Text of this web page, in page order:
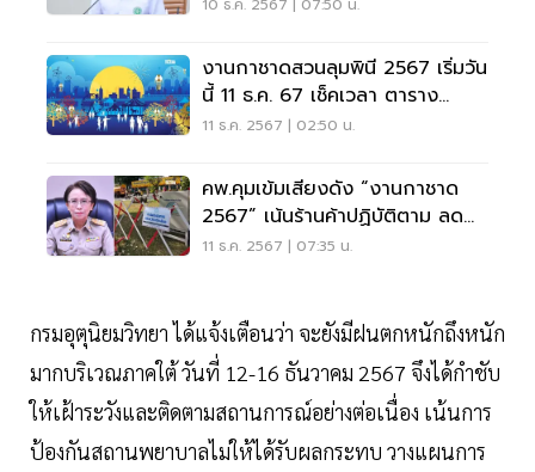
10 ธ.ค. 2567 | 07:50 น.
งานกาชาดสวนลุมพินี 2567 เริ่มวัน
นี้ 11 ธ.ค. 67 เช็คเวลา ตาราง
กิจกรรม
11 ธ.ค. 2567 | 02:50 น.
คพ.คุมเข้มเสียงดัง “งานกาชาด
2567” เน้นร้านค้าปฏิบัติตาม ลด
ผลกระทบชุมชน
11 ธ.ค. 2567 | 07:35 น.
กรมอุตุนิยมวิทยา ได้แจ้งเตือนว่า จะยังมีฝนตกหนักถึงหนัก
มากบริเวณภาคใต้ วันที่ 12-16 ธันวาคม 2567 จึงได้กำชับ
ให้เฝ้าระวังและติดตามสถานการณ์อย่างต่อเนื่อง เน้นการ
ป้องกันสถานพยาบาลไม่ให้ได้รับผลกระทบ วางแผนการ